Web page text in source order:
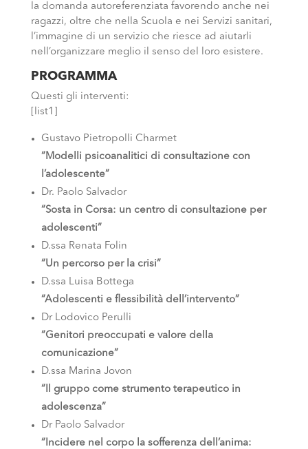
la domanda autoreferenziata favorendo anche nei
ragazzi, oltre che nella Scuola e nei Servizi sanitari,
l’immagine di un servizio che riesce ad aiutarli
nell’organizzare meglio il senso del loro esistere.
PROGRAMMA
Questi gli interventi:
[list1]
Gustavo Pietropolli Charmet
“Modelli psicoanalitici di consultazione con
l’adolescente”
Dr. Paolo Salvador
“Sosta in Corsa: un centro di consultazione per
adolescenti”
D.ssa Renata Folin
“Un percorso per la crisi”
D.ssa Luisa Bottega
“Adolescenti e flessibilità dell’intervento”
Dr Lodovico Perulli
“Genitori preoccupati e valore della
comunicazione”
D.ssa Marina Jovon
“Il gruppo come strumento terapeutico in
adolescenza”
Dr Paolo Salvador
“Incidere nel corpo la sofferenza dell’anima: